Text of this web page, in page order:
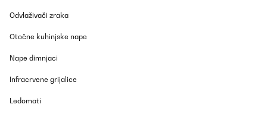
Odvlaživači zraka
Otočne kuhinjske nape
Nape dimnjaci
Infracrvene grijalice
Ledomati